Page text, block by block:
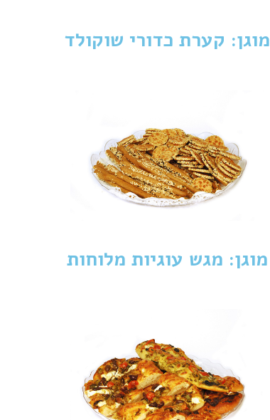
מוגן: קערת כדורי שוקולד
מוגן: מגש עוגיות מלוחות